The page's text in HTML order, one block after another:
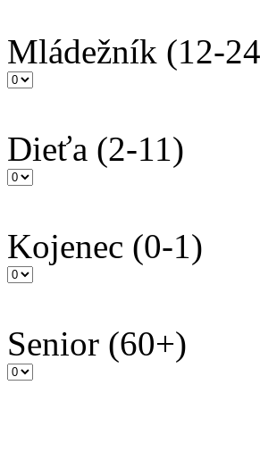
Mládežník (12-
Dieťa (2-11)
Kojenec (0-1)
Senior (60+)